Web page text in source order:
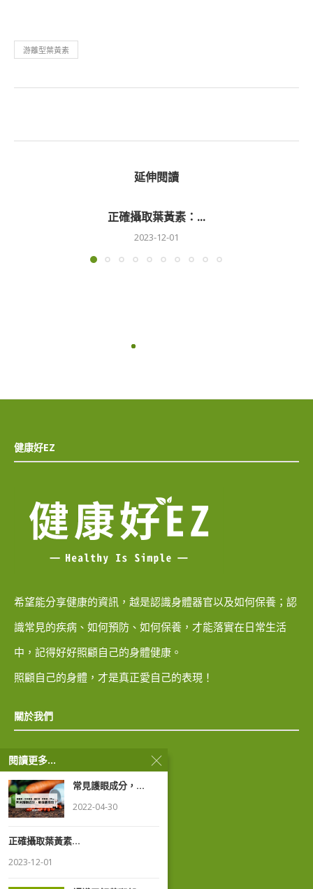
游離型葉黃素
延伸閱讀
正確攝取葉黃素：...
2023-12-01
健康好EZ
希望能分享健康的資訊，越是認識身體器官以及如何保養；認
識常見的疾病、如何預防、如何保養，才能落實在日常生活
中，記得好好照顧自己的身體健康。
照顧自己的身體，才是真正愛自己的表現！
關於我們
隱私權政策
著作權聲明
閱讀更多...
常見護眼成分，...
2022-04-30
正確攝取葉黃素...
2023-12-01